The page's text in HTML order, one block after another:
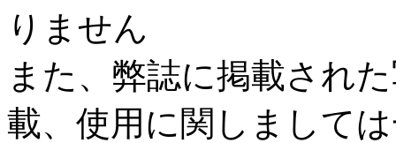
りません
また、弊誌に掲載され
載、使用に関しまして